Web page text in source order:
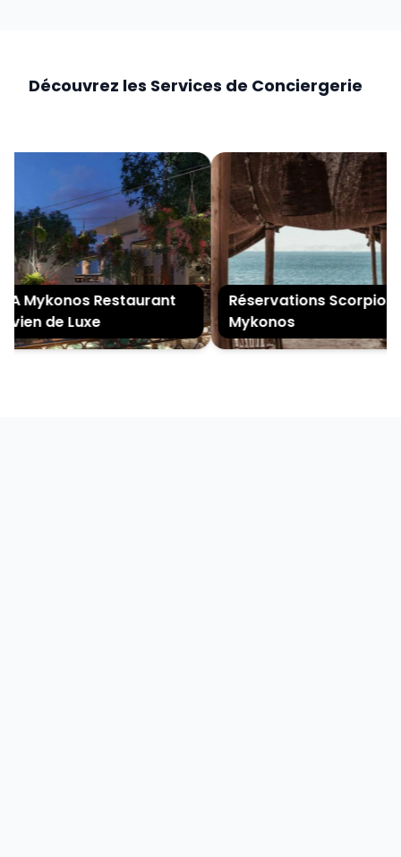
Découvrez les Services de Conciergerie
Mykonos Restaurant
de Luxe
Réservations Scorpios
Mykonos